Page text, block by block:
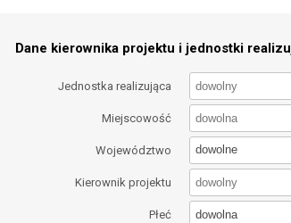
Dane kierownika projektu i jednostki
Jednostka realizująca
Miejscowość
Województwo dowolne
Kierownik projektu
Płeć dowolna